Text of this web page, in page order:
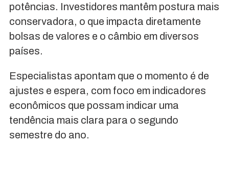
potências. Investidores mantêm postura mais
conservadora, o que impacta diretamente
bolsas de valores e o câmbio em diversos
países.
Especialistas apontam que o momento é de
ajustes e espera, com foco em indicadores
econômicos que possam indicar uma
tendência mais clara para o segundo
semestre do ano.